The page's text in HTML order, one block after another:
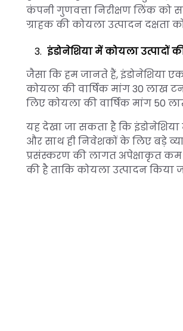
कंपनी गुणवत्ता निरीक्षण लिंक को
ग्राहक की कोयला उत्पादन दक्षता
इंडोनेशिया में कोयला उत्पादों
जैसा कि हम जानते हैं, इंडोनेशिया
कोयला की वार्षिक मांग 30 लाख
लिए कोयला की वार्षिक मांग 50
यह देखा जा सकता है कि
और साथ ही निवेशकों के लिए बड़े
प्रसंस्करण की लागत अपेक्षाकृत
की है ताकि कोयला उत्पादन किया